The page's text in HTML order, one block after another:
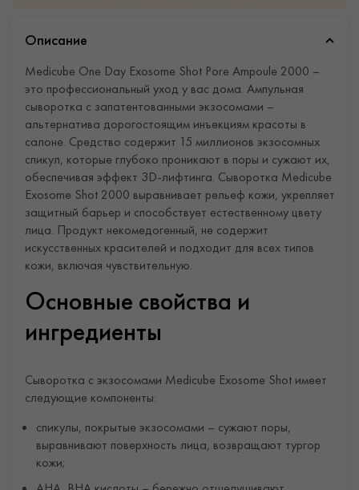
Описание
Medicube One Day Exosome Shot Pore Ampoule 2000 –
это профессиональный уход у вас дома. Ампульная
сыворотка с запатентованными экзосомами –
альтернатива дорогостоящим инъекциям красоты в
салоне. Средство содержит 15 миллионов экзосомных
спикул, которые глубоко проникают в поры и сужают их,
обеспечивая эффект 3D-лифтинга. Сыворотка Medicube
Exosome Shot 2000 выравнивает рельеф кожи, укрепляет
защитный барьер и способствует естественному цвету
лица. Продукт некомедогенный, не содержит
искусственных красителей и подходит для всех типов
кожи, включая чувствительную.
Основные свойства и
ингредиенты
Сыворотка с экзосомами Medicube Exosome Shot имеет
следующие компоненты:
спикулы, покрытые экзосомами – сужают поры,
выравнивают поверхность лица, возвращают тургор
кожи;